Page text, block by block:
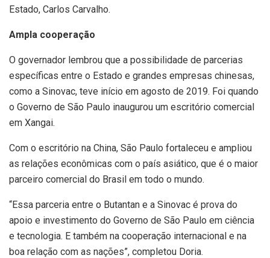
Estado, Carlos Carvalho.
Ampla cooperação
O governador lembrou que a possibilidade de parcerias
específicas entre o Estado e grandes empresas chinesas,
como a Sinovac, teve início em agosto de 2019. Foi quando
o Governo de São Paulo inaugurou um escritório comercial
em Xangai.
Com o escritório na China, São Paulo fortaleceu e ampliou
as relações econômicas com o país asiático, que é o maior
parceiro comercial do Brasil em todo o mundo.
“Essa parceria entre o Butantan e a Sinovac é prova do
apoio e investimento do Governo de São Paulo em ciência
e tecnologia. E também na cooperação internacional e na
boa relação com as nações”, completou Doria.